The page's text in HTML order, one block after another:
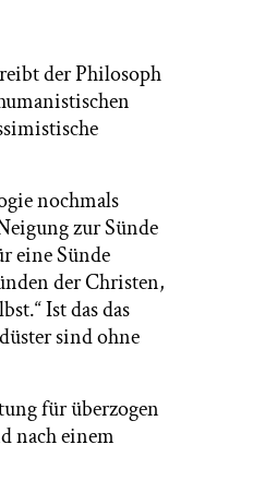
der Philosoph
nochmals
zur Sünde
eine Sünde
der Christen,
Ist das das
sind ohne
für überzogen
nach einem